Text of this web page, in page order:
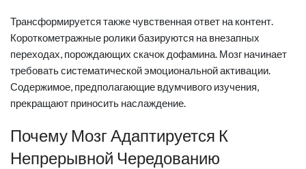
Трансформируется также чувственная ответ на контент.
Короткометражные ролики базируются на внезапных
переходах, порождающих скачок дофамина. Мозг начинает
требовать систематической эмоциональной активации.
Содержимое, предполагающие вдумчивого изучения,
прекращают приносить наслаждение.
Почему Мозг Адаптируется К
Непрерывной Чередованию